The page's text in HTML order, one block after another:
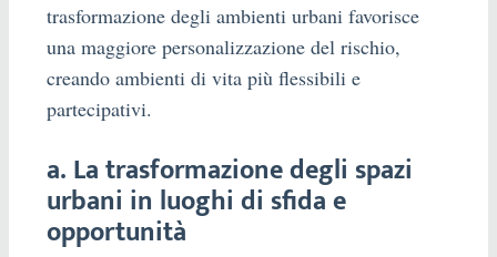
trasformazione degli ambienti urbani favorisce
una maggiore personalizzazione del rischio,
creando ambienti di vita più flessibili e
partecipativi.
a. La trasformazione degli spazi
urbani in luoghi di sfida e
opportunità